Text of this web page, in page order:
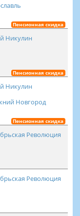
Пенсионная скидка
Никулин
Пенсионная скидка
Никулин
Новгород
Пенсионная скидка
Революция
Революция